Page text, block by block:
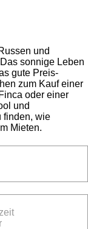
und
sonnige Leben
gute Preis-
zum Kauf einer
oder einer
und
finden, wie
Mieten.